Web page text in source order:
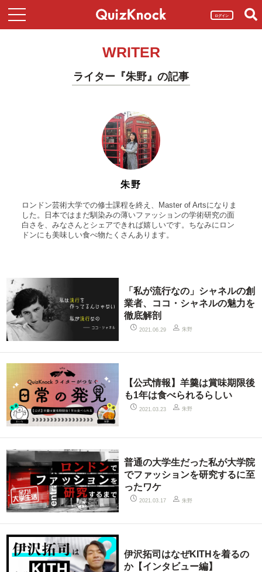
ログイン
WRITER
ライター『朱野』の記事
朱野
ロンドン芸術大学での修士課程を終え、Master of Artsになりま
した。日本ではまだ馴染みの薄いファッションの学術研究の面
白さを、みなさんとシェアできれば嬉しいです。ちなみにロン
ドンにも美味しい食べ物たくさんあります。
「私が流行なの」シャネルの創
業者、ココ・シャネルの魅力を
徹底解剖
2021.06.29 朱野
【公式情報】羊羹は賞味期限後
も1年は食べられるらしい
2021.03.23 朱野
普通の大学生だった私が大学院
でファッションを研究するに至
ったワケ
2021.03.17 朱野
伊沢拓司はなぜKITHを着るの
か【インタビュー編】